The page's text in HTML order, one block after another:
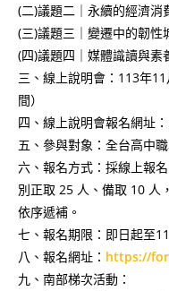
(二)議題二｜永續的經濟消
(三)議題三｜變遷中的韌性
(四)議題四｜媒體識讀與素
三、線上說明會：113年
間）
四、線上說明會報名網
五、參與對象：全台高中
六、報名方式：採線上報
別正取 25 人、備取 10 人
依序遞補。
七、報名期限：即日起至
八、報名網址： https://
九、南部梯次活動：